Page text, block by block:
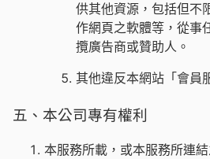
供其他資源，包括但不
作網頁之軟體等，從事
攬廣告商或贊助人。
其他違反本網站「會員
五、本公司專有權利
本服務所載，或本服務所連